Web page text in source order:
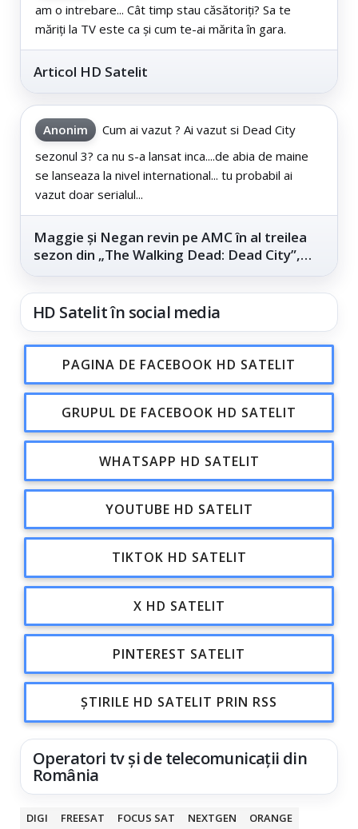
am o intrebare... Cât timp stau căsătoriți? Sa te
măriți la TV este ca și cum te-ai mărita în gara.
Articol HD Satelit
Anonim
Cum ai vazut ? Ai vazut si Dead City
sezonul 3? ca nu s-a lansat inca....de abia de maine
se lanseaza la nivel international... tu probabil ai
vazut doar serialul...
Maggie și Negan revin pe AMC în al treilea
sezon din „The Walking Dead: Dead City”,
HD Satelit în social media
PAGINA DE FACEBOOK HD SATELIT
GRUPUL DE FACEBOOK HD SATELIT
WHATSAPP HD SATELIT
YOUTUBE HD SATELIT
TIKTOK HD SATELIT
X HD SATELIT
PINTEREST SATELIT
ȘTIRILE HD SATELIT PRIN RSS
Operatori tv și de telecomunicații din
România
DIGI FREESAT FOCUS SAT NEXTGEN
ORANGE